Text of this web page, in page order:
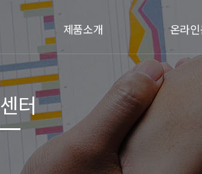
링
제품소개
샌드위치패널
ALC블럭
ALC패널
ALC50
온라
터